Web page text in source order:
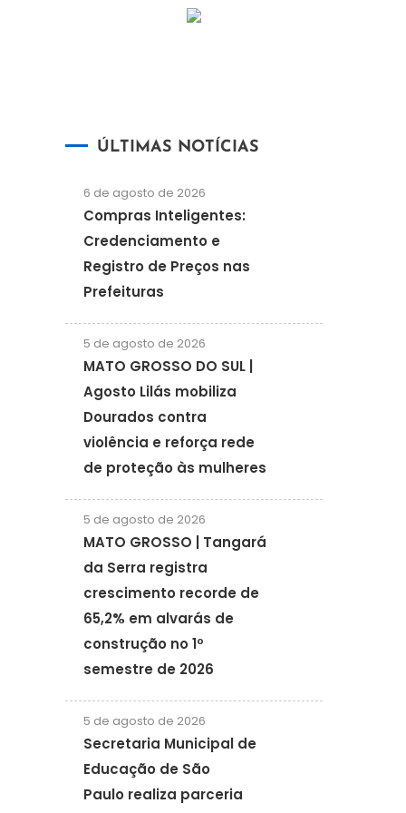
ÚLTIMAS NOTÍCIAS
6 de agosto de 2026
Compras Inteligentes:
Credenciamento e
Registro de Preços nas
Prefeituras
5 de agosto de 2026
MATO GROSSO DO SUL |
Agosto Lilás mobiliza
Dourados contra
violência e reforça rede
de proteção às mulheres
5 de agosto de 2026
MATO GROSSO | Tangará
da Serra registra
crescimento recorde de
65,2% em alvarás de
construção no 1º
semestre de 2026
5 de agosto de 2026
Secretaria Municipal de
Educação de São
Paulo realiza parceria